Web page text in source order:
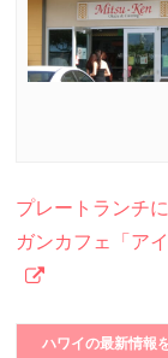
プレートランチ
ガンカフェ「ア
ハワイの最新情報